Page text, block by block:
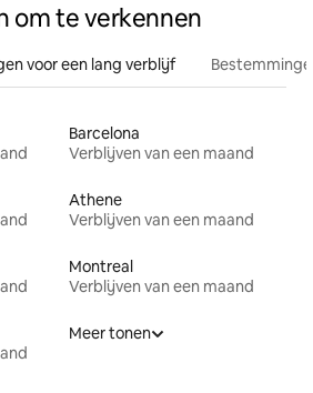
om te verkennen
voor een lang verblijf
Barcelona
Verblijven van een maand
Athene
Verblijven van een maand
Montreal
Verblijven van een maand
Meer tonen